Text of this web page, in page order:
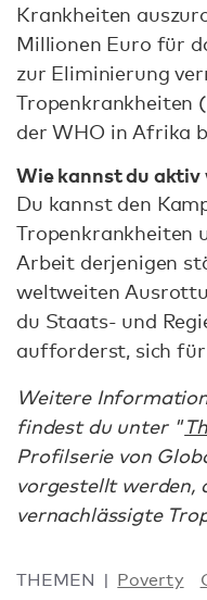
Krankheiten
Millionen Euro für
zur Eliminierung
Tropenkrankheiten
der WHO in Afrika
Wie kannst du aktiv
Du kannst den
Tropenkrankheiten
Arbeit derjenigen
weltweiten
du Staats- und
aufforderst, sich für
Weitere
findest du unter "
Profilserie von
vorgestellt werden,
vernachlässigte
THEMEN Poverty